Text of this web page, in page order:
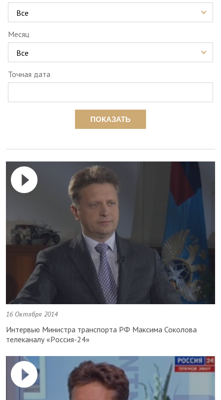
Все
Месяц
Все
Точная дата
ПОКАЗАТЬ
16 Октября 2014
Интервью Министра транспорта PФ Максима Соколова
телеканалу «Pоссия-24»